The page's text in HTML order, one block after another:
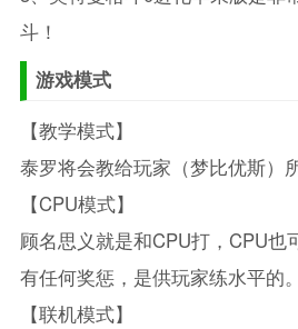
斗！
游戏模式
【教学模式】
泰罗将会教给玩家（梦比优斯）
【CPU模式】
顾名思义就是和CPU打，CPU也
有任何奖惩，是供玩家练水平的。
【联机模式】